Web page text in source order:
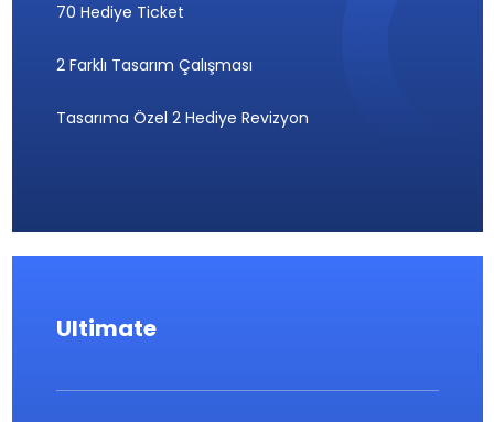
70 Hediye Ticket
2 Farklı Tasarım Çalışması
Tasarıma Özel 2 Hediye Revizyon
Ultimate